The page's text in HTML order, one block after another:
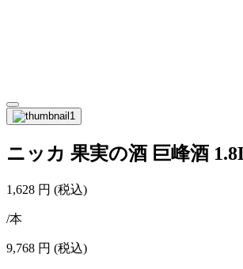
ニッカ 果実の酒 巨峰酒
1,628 円 (税込)
/本
9,768 円 (税込)